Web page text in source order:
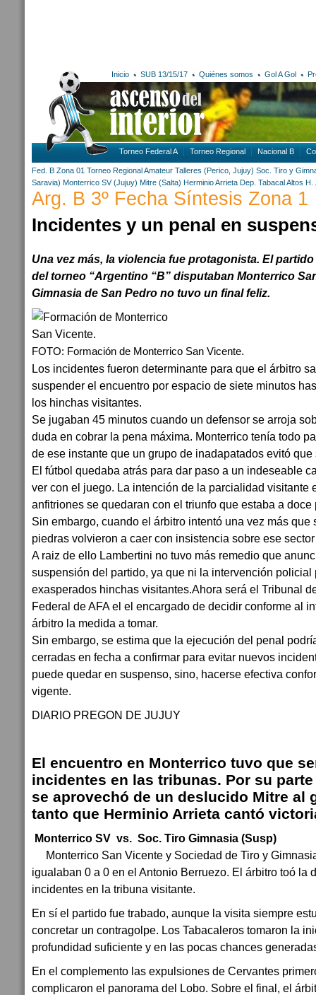
Inicio SUB 13/15/17 Quiénes somos Gol A Gol
Torneo Federal A Torneo Regional Nacional B
Fed. B Zona 01 Torneo Regional Amateur Talleres (Perico, Jujuy) Soc. Tiro y
Saravia) Monterrico SV (Jujuy) Mitre (Salta) Herminio Arrieta Dep. TabacalAltos H.
Arg. B 3º Fecha Síntesis Zona 1
Incidentes y un penal en
Una vez más, la violencia fue protagonista. El
del torneo “Argentino “B” disputaban Monterrico
Gimnasia de San Pedro no tuvo un final feliz.
FOTO: Formación de Monterrico San Vicente.
Los incidentes fueron determinante para que el árbitro
suspender el encuentro por espacio de siete minutos
los hinchas visitantes.
Se jugaban 45 minutos cuando un defensor se arroja
duda en cobrar la pena máxima. Monterrico tenía todo
de ese instante que un grupo de inadapatados evitó
El fútbol quedaba atrás para dar paso a un indeseable
ver con el juego. La intención de la parcialidad visitante
anfitriones se quedaran con el triunfo que estaba a
Sin embargo, cuando el árbitro intentó una vez más
piedras volvieron a caer con insistencia sobre ese
A raiz de ello Lambertini no tuvo más remedio que
suspensión del partido, ya que ni la intervención policial
exasperados hinchas visitantes.Ahora será el Tribunal
Federal de AFA el el encargado de decidir conforme al
árbitro la medida a tomar.
Sin embargo, se estima que la ejecución del penal
cerradas en fecha a confirmar para evitar nuevos
puede quedar en suspenso, sino, hacerse efectiva
vigente.
DIARIO PREGON DE JUJUY
El encuentro en Monterrico tuvo que
incidentes en las tribunas. Por su parte
se aprovechó de un deslucido Mitre al
tanto que Herminio Arrieta cantó
Monterrico SV vs. Soc. Tiro Gimnasia (Susp)
Monterrico San Vicente y Sociedad de Tiro y
igualaban 0 a 0 en el Antonio Berruezo. El árbitro toó la
incidentes en la tribuna visitante.
En sí el partido fue trabado, aunque la visita siempre
concretar un contragolpe. Los Tabacaleros tomaron la
profundidad suficiente y en las pocas chances
En el complemento las expulsiones de Cervantes
complicaron el panorama del Lobo. Sobre el final, el